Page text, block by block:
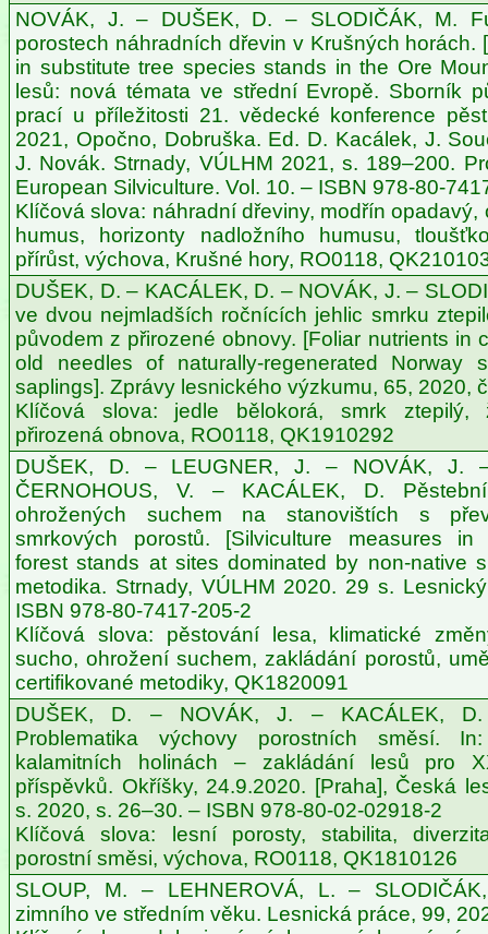
NOVÁK, J. – DUŠEK, D. – SLODIČÁK, M.
porostech náhradních dřevin v Krušných horách.
in substitute tree species stands in the Ore
lesů: nová témata ve střední Evropě. Sborník
prací u příležitosti 21. vědecké konference
2021, Opočno, Dobruška. Ed. D. Kacálek, J.
J. Novák. Strnady, VÚLHM 2021, s. 189–200.
European Silviculture. Vol. 10. – ISBN 978-80-
Klíčová slova: náhradní dřeviny, modřín opadavý,
humus, horizonty nadložního humusu,
přírůst, výchova, Krušné hory, RO0118,
DUŠEK, D. – KACÁLEK, D. – NOVÁK, J. –
ve dvou nejmladších ročnících jehlic smrku
původem z přirozené obnovy. [Foliar nutrients in
old needles of naturally-regenerated Norway
saplings]. Zprávy lesnického výzkumu, 65, 2020,
Klíčová slova: jedle bělokorá, smrk ztepilý,
přirozená obnova, RO0118, QK1910292
DUŠEK, D. – LEUGNER, J. – NOVÁK, J.
ČERNOHOUS, V. – KACÁLEK, D.
ohrožených suchem na stanovištích s
smrkových porostů. [Silviculture measures in
forest stands at sites dominated by non-native
metodika. Strnady, VÚLHM 2020. 29 s.
ISBN 978-80-7417-205-2
Klíčová slova: pěstování lesa, klimatické
sucho, ohrožení suchem, zakládání porostů,
certifikované metodiky, QK1820091
DUŠEK, D. – NOVÁK, J. – KACÁLEK,
Problematika výchovy porostních směsí.
kalamitních holinách – zakládání lesů pro
příspěvků. Okříšky, 24.9.2020. [Praha], Česká
s. 2020, s. 26–30. – ISBN 978-80-02-02918-2
Klíčová slova: lesní porosty, stabilita,
porostní směsi, výchova, RO0118, QK1810126
SLOUP, M. – LEHNEROVÁ, L. –
zimního ve středním věku. Lesnická práce, 99,